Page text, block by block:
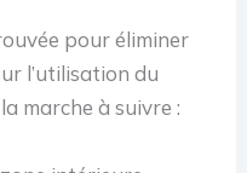
pour éliminer
l’utilisation du
marche à suivre :